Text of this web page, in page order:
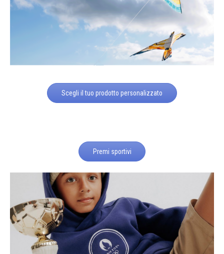
Scegli il tuo prodotto personalizzato
Premi sportivi